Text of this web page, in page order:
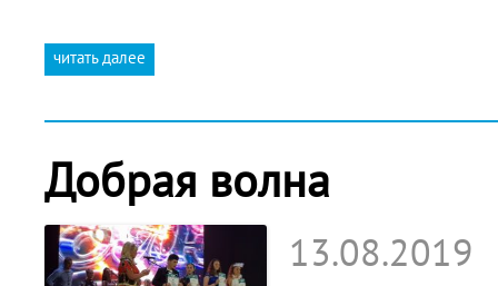
читать далее
Добрая волна
13.08.2019